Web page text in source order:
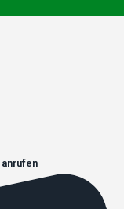
anrufen